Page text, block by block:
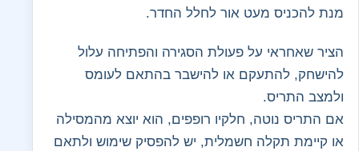
מנת להכניס מעט אור לחלל החדר.
הציר שאחראי על פעולת הסגירה והפתיחה עלול
להישחק, להתעקם או להישבר בהתאם לעומס
ולמצב התריס.
אם התריס נוטה, חלקיו רופפים, הוא יוצא מהמסילה
או קיימת תקלה חשמלית, יש להפסיק שימוש ולתאם